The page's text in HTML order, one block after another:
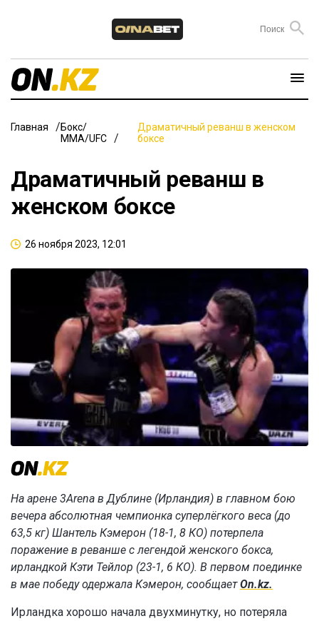
Главная
Бокс/
ММА/UFC
Драматичный реванш в женском
боксе
Драматичный реванш в
женском боксе
26 ноября 2023, 12:01
На арене 3Arena в Дублине (Ирландия) в главном бою
вечера абсолютная чемпионка суперлёгкого веса (до
63,5 кг) Шантель Кэмерон (18-1, 8 КО) потерпела
поражение в реванше с легендой женского бокса,
ирландкой Кэти Тейлор (23-1, 6 КО). В первом поединке
в мае победу одержала Кэмерон, сообщаетOn.kz.
Ирландка хорошо начала двухминутку, но потеряла